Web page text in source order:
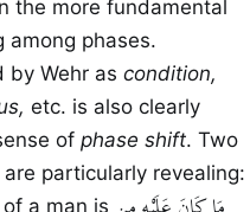
the more fundamental
among phases.
by Wehr as condition,
etc. is also clearly
of phase shift. Two
are particularly revealing:
of a man is